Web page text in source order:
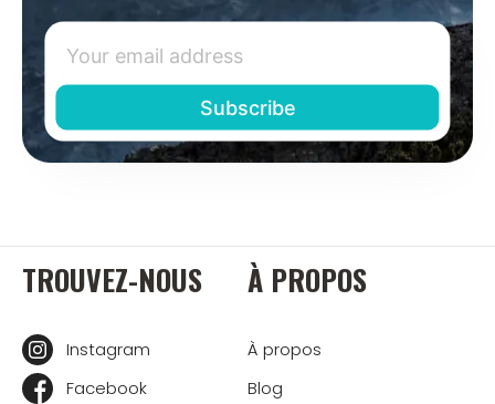
TROUVEZ-NOUS
Instagram
Facebook
À PROPOS
À propos
Blog